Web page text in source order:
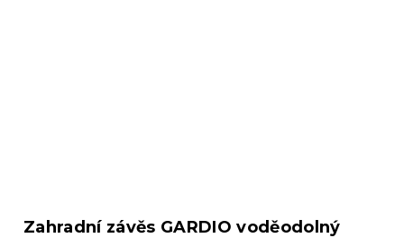
Zahradní závěs GARDIO voděodolný